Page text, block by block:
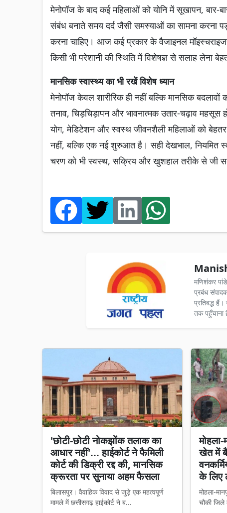
मेनोपॉज के बाद कई महिलाओं को योनि में सूखापन,
संबंध बनाते समय दर्द जैसी समस्याओं का सामना करना
करना चाहिए। आज कई प्रकार के वैजाइनल
किसी भी परेशानी की स्थिति में विशेषज्ञ से सलाह लेना
मानसिक स्वास्थ्य का भी रखें विशेष ध्यान
मेनोपॉज केवल शारीरिक ही नहीं बल्कि मानसिक बदलावों
तनाव, चिड़चिड़ापन और भावनात्मक उतार-चढ़ाव
योग, मेडिटेशन और स्वस्थ जीवनशैली महिलाओं को
नहीं, बल्कि एक नई शुरुआत है। सही देखभाल, नियमित
चरण को भी स्वस्थ, सक्रिय और खुशहाल तरीके से जी
मणिशंकर
प्रबंध
प्रतिबद्ध
तक पहुँचाना
'छोटी-छोटी नोकझोंक तलाक का
आधार नहीं'... हाईकोर्ट ने फैमिली
कोर्ट की डिक्री रद्द की, मानसिक
क्रूरता पर सुनाया अहम फैसला
बिलासपुर। वैवाहिक विवाद से जुड़े एक महत्वपूर्ण
मामले में छत्तीसगढ़ हाईकोर्ट ने ब...
खेत में
के लिए
मोहला-
चौकी जिले